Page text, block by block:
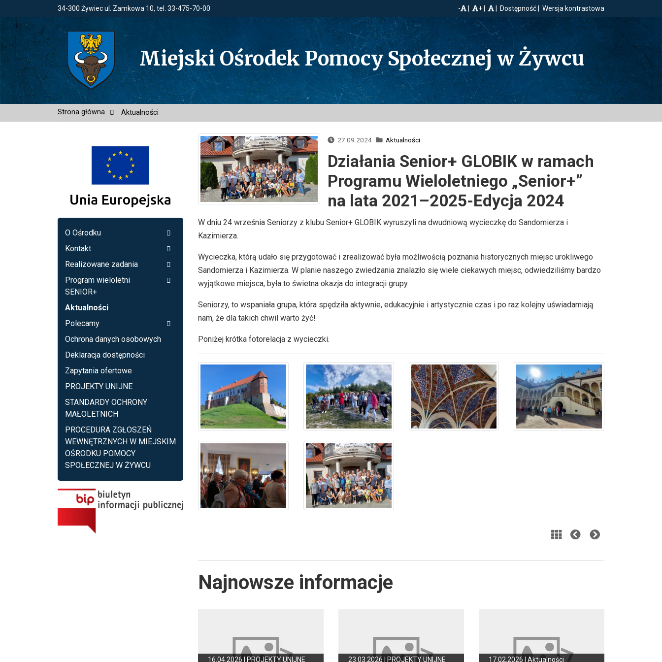
34-300 Żywiec ul. Zamkowa 10, tel. 33-475-70-00 - + Dostępność Wersja kontrastowa
Miejski Ośrodek Pomocy Społecznej w Żywcu
Strona główna Aktualności
O Ośrodku
Kontakt
Realizowane zadania
Program wieloletni
SENIOR+
Aktualności
Polecamy
Ochrona danych osobowych
Deklaracja dostępności
Zapytania ofertowe
PROJEKTY UNIJNE
STANDARDY OCHRONY
MAŁOLETNICH
PROCEDURA ZGŁOSZEŃ
WEWNĘTRZNYCH W MIEJSKIM
OŚRODKU POMOCY
SPOŁECZNEJ W ŻYWCU
27.09.2024 Aktualności
Działania Senior+ GLOBIK w ramach
Programu Wieloletniego „Senior+”
na lata 2021–2025-Edycja 2024
W dniu 24 września Seniorzy z klubu Senior+ GLOBIK wyruszyli na dwudniową wycieczkę do Sandomierza i
Kazimierza.
Wycieczka, którą udało się przygotować i zrealizować była możliwością poznania historycznych miejsc urokliwego
Sandomierza i Kazimierza. W planie naszego zwiedzania znalazło się wiele ciekawych miejsc, odwiedziliśmy bardzo
wyjątkowe miejsca, była to świetna okazja do integracji grupy.
Seniorzy, to wspaniała grupa, która spędziła aktywnie, edukacyjnie i artystycznie czas i po raz kolejny uświadamiają
nam, że dla takich chwil warto żyć!
Poniżej krótka fotorelacja z wycieczki.
Najnowsze informacje
16.04.2026 | PROJEKTY UNIJNE 23.03.2026 | PROJEKTY UNIJNE 17.02.2026 | Aktualności